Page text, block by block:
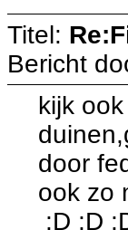
Titel:
Bericht
kijk
door
ook zo
;D ;D